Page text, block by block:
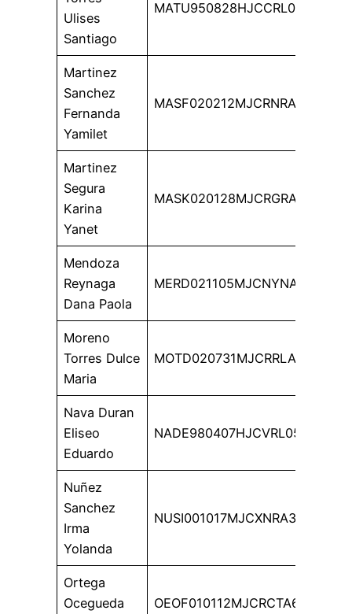
Ulises
Santiago
MATU950828HJCCRL02
Martinez
Sanchez
Fernanda
Yamilet
MASF020212MJCRNRA2
Martinez
Segura
Karina
Yanet
MASK020128MJCRGRA2
Mendoza
Reynaga
Dana Paola
MERD021105MJCNYNA4
Moreno
Torres Dulce
Maria
MOTD020731MJCRRLA6
Nava Duran
Eliseo
Eduardo
NADE980407HJCVRL05
Nuñez
Sanchez
Irma
Yolanda
NUSI001017MJCXNRA3
Ortega
Ocegueda
OEOF010112MJCRCTA6